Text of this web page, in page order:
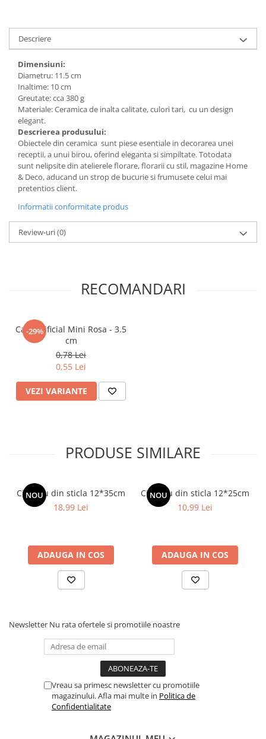
Descriere
Dimensiuni:
Diametru: 11.5 cm
Inaltime: 10 cm
Greutate: cca 380 g
Materiale: Ceramica de inalta calitate, culori tari, cu un design
elegant.
Descrierea produsului:
Obiectele din ceramica sunt piese esentiale in decorarea unei
receptii, a unui birou, oferind eleganta si simpiltate. Totodata
sunt nelipsite din atelierele florare, florarii cu stil, magazine Home
& Deco, aducand un strop de bucurie si frumusete celui mai
pretentios client.
Informatii conformitate produs
Review-uri(0)
RECOMANDARI
-29%
Cap artificial Mini Rosa - 3.5
cm
0,78 Lei
0,55 Lei
VEZI VARIANTE
PRODUSE SIMILARE
NOU
Cilindru din sticla 12*35cm
18,99 Lei
ADAUGA IN COS
NOU
Cilindru din sticla 12*25cm
10,99 Lei
ADAUGA IN COS
Newsletter Nu rata ofertele si promotiile noastre
Vreau sa primesc newsletter cu promotiile
magazinului. Afla mai multe in Politica de
Confidentialitate